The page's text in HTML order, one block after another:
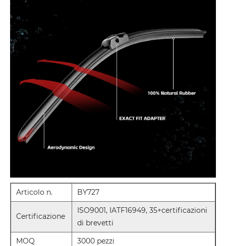
Articolo n. BY727
Certificazione
ISO9001, IATF16949, 35+certificazioni
di brevetti
MOQ
3000 pezzi